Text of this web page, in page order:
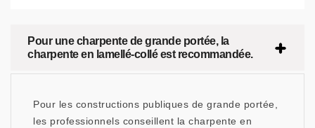
Pour une charpente de grande portée, la
charpente en lamellé-collé est recommandée.
Pour les constructions publiques de grande portée,
les professionnels conseillent la charpente en